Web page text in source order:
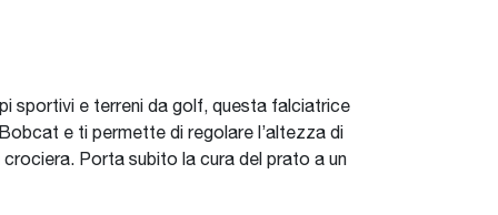
sportivi e terreni da golf, questa falciatrice
e ti permette di regolare l’altezza di
Porta subito la cura del prato a un